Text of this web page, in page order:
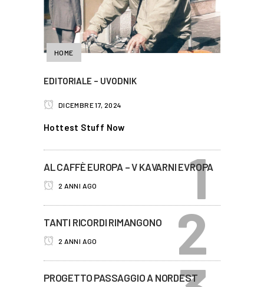
HOME
EDITORIALE – UVODNIK
DICEMBRE 17, 2024
Hottest Stuff Now
AL CAFFÈ EUROPA – V KAVARNI EVROPA
2 ANNI AGO
TANTI RICORDI RIMANGONO
2 ANNI AGO
PROGETTO PASSAGGIO A NORDEST